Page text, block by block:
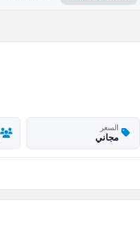
السعر
مجاني